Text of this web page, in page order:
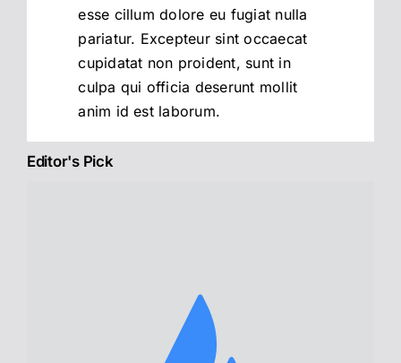
esse cillum dolore eu fugiat nulla
pariatur. Excepteur sint occaecat
cupidatat non proident, sunt in
culpa qui officia deserunt mollit
anim id est laborum.
Editor's Pick